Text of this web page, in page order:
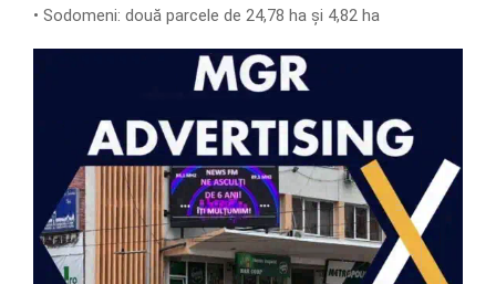
• Sodomeni: două parcele de 24,78 ha și 4,82 ha